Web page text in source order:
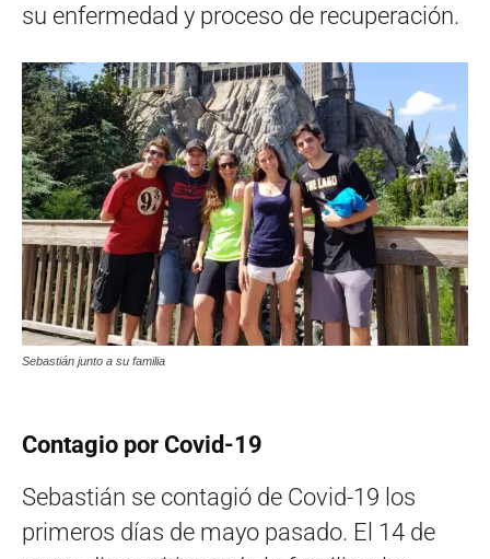
su enfermedad y proceso de recuperación.
Sebastián junto a su familia
Contagio por Covid-19
Sebastián se contagió de Covid-19 los
primeros días de mayo pasado. El 14 de